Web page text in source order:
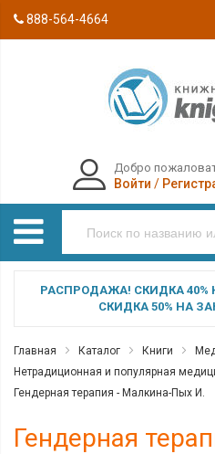
888-564-4664
Добро
Войти /
РАСПРОДАЖА! СКИДКА 40%
СКИДКА 50% НА
Главная Каталог Книги
Нетрадиционная и популярная
Гендерная терапия - Малкина-Пых И.
Гендерная